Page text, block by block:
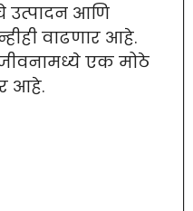
उत्पादन आणि
वाढणार आहे.
एक मोठे
आहे.